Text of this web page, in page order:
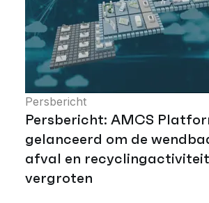
Persbericht
Persbericht: AMCS
gelanceerd om de
afval en
vergroten